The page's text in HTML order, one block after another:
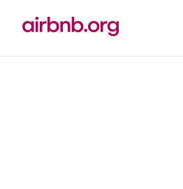
გადასვლა